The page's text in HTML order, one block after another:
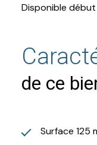
Disponible
de ce
Surface 125